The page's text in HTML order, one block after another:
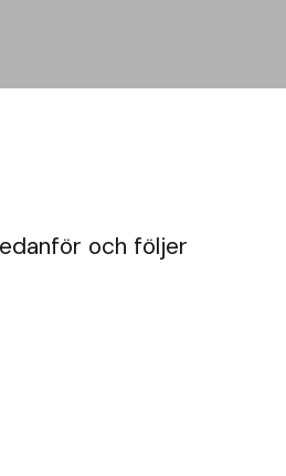
och följer